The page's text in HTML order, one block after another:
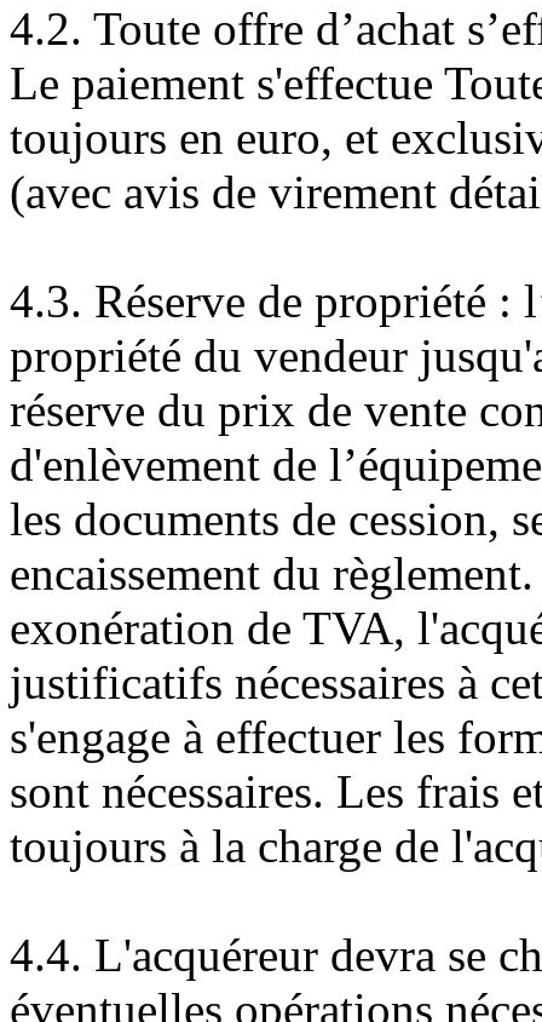
4.2. Toute offre d’achat
Le paiement s'effectue
toujours en euro, et
(avec avis de virement
4.3. Réserve de propriété :
propriété du vendeur
réserve du prix de vente
d'enlèvement de
les documents de cession,
encaissement du
exonération de TVA,
justificatifs nécessaires à
s'engage à effectuer les
sont nécessaires. Les frais
toujours à la charge de
4.4. L'acquéreur devra se
éventuelles opérations